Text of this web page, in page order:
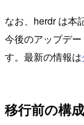
なお、herdr は本
今後のアップデ
す。最新の情報は
移行前の構成